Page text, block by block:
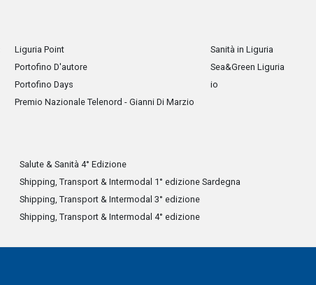
Liguria Point
Portofino D'autore
Portofino Days
Premio Nazionale Telenord - Gianni Di Marzio
Sanità in Liguria
Sea&Green Liguria
io
Salute & Sanità 4° Edizione
Shipping, Transport & Intermodal 1° edizione Sardegna
Shipping, Transport & Intermodal 3° edizione
Shipping, Transport & Intermodal 4° edizione